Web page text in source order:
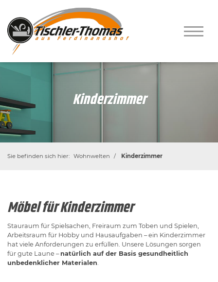
Kinderzimmer
Sie befinden sich hier: Wohnwelten Kinderzimmer
Möbel für Kinderzimmer
Stauraum für Spielsachen, Freiraum zum Toben und Spielen,
Arbeitsraum für Hobby und Hausaufgaben – ein Kinderzimmer
hat viele Anforderungen zu erfüllen. Unsere Lösungen sorgen
für gute Laune – natürlich auf der Basis gesundheitlich
unbedenklicher Materialen